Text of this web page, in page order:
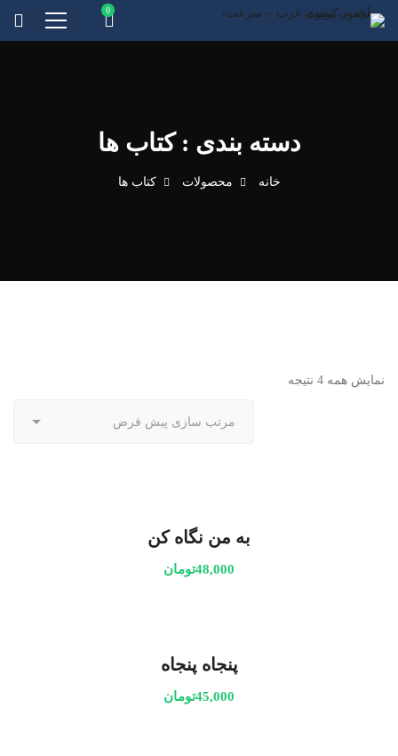
دسته بندی : کتاب ها
خانه محصولات کتاب ها
نمایش همه 4 نتیجه
به من نگاه کن
48,000تومان
پنجاه پنجاه
45,000تومان